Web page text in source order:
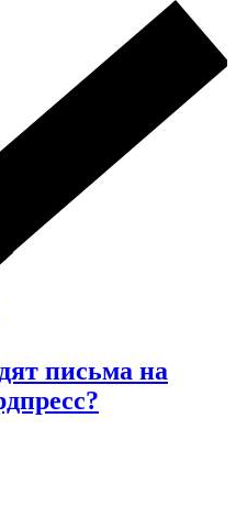
письма на